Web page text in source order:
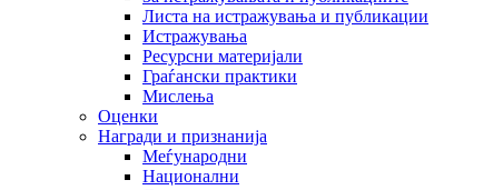
Листа на истражувања и публикации
Истражувања
Ресурсни материјали
Граѓански практики
Мислења
Оценки
Награди и признанија
Меѓународни
Национални